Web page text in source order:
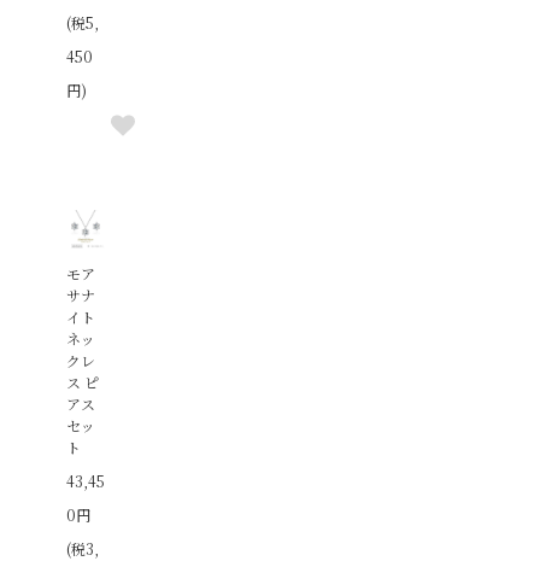
(税5,
450
円)
モア
サナ
イト
ネッ
クレ
ス ピ
アス
セッ
ト
43,45
0円
(税3,